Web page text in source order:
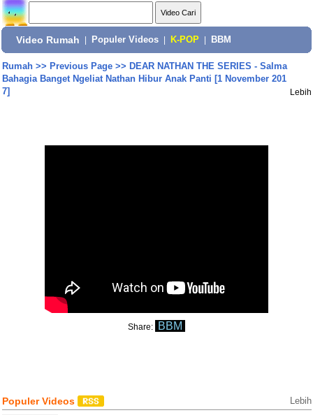
Video Rumah Populer Videos K-POP BBM
Rumah>> Previous Page>> DEAR NATHAN THE SERIES - Salma
Bahagia Banget Ngeliat Nathan Hibur Anak Panti [1 November 201
7]
Lebih
Share: BBM
Populer Videos Lebih